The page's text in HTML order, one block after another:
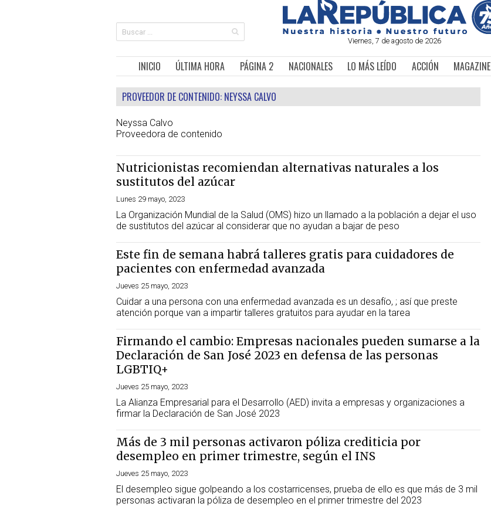
Viernes, 7 de agosto de 2026
INICIO ÚLTIMA HORA PÁGINA 2 NACIONALES LO MÁS LEÍDO ACCIÓN MAGAZINE
PROVEEDOR DE CONTENIDO: NEYSSA CALVO
Neyssa Calvo
Proveedora de contenido
Nutricionistas recomiendan alternativas naturales a los
sustitutos del azúcar
Lunes 29 mayo, 2023
La Organización Mundial de la Salud (OMS) hizo un llamado a la población a dejar el uso
de sustitutos del azúcar al considerar que no ayudan a bajar de peso
Este fin de semana habrá talleres gratis para cuidadores de
pacientes con enfermedad avanzada
Jueves 25 mayo, 2023
Cuidar a una persona con una enfermedad avanzada es un desafío, ; así que preste
atención porque van a impartir talleres gratuitos para ayudar en la tarea
Firmando el cambio: Empresas nacionales pueden sumarse a la
Declaración de San José 2023 en defensa de las personas
LGBTIQ+
Jueves 25 mayo, 2023
La Alianza Empresarial para el Desarrollo (AED) invita a empresas y organizaciones a
firmar la Declaración de San José 2023
Más de 3 mil personas activaron póliza crediticia por
desempleo en primer trimestre, según el INS
Jueves 25 mayo, 2023
El desempleo sigue golpeando a los costarricenses, prueba de ello es que más de 3 mil
personas activaran la póliza de desempleo en el primer trimestre del 2023